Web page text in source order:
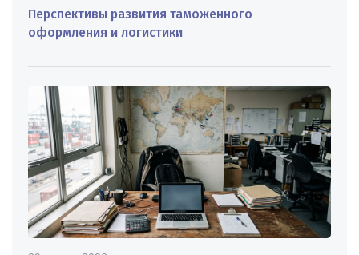
Перспективы развития таможенного
оформления и логистики